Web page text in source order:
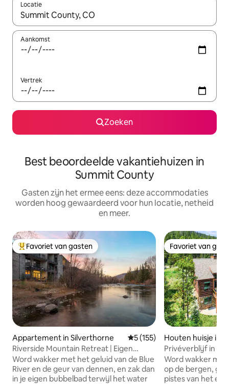
Locatie
Wanneer er suggesties beschikbaar zijn, maak je een keuze
Aankomst
Vertrek
Zoeken
Best beoordeelde vakantiehuizen in
Summit County
Gasten zijn het ermee eens: deze accommodaties
worden hoog gewaardeerd voor hun locatie, netheid
en meer.
Topfavoriet van gasten
Favoriet van gasten
Appartement in Silverthorne Gemiddelde beoordeling
5 (155)
Riverside Mountain Retreat | Eigen
hottub
Word wakker met het geluid van de Blue
River en de geur van dennen, en zak dan
in je eigen bubbelbad terwijl het water
Favoriet van
Favoriet van
Houten huisje in
ge
Privéverblijf in
uitzicht
Word wakker
op de bergen,
pistes van het